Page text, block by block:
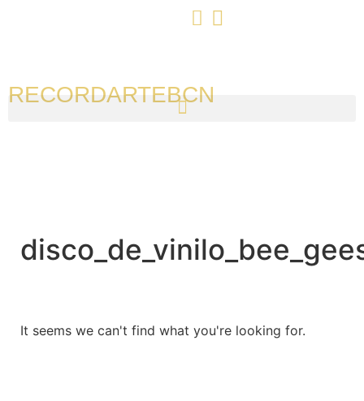
RECORDARTEBCN
It seems we can't find what you're looking for.